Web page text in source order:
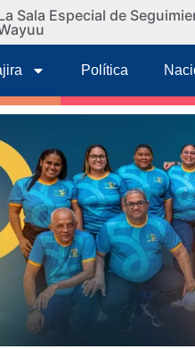
Sala Especial de
Política